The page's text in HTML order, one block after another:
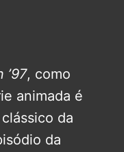
’97, como
animada é
da
da